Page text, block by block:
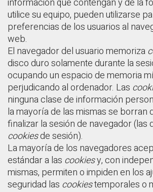
información que contengan y de la
utilice su equipo, pueden utilizarse
preferencias de los usuarios al
web.
El navegador del usuario memoriza
disco duro solamente durante la
ocupando un espacio de memoria
perjudicando al ordenador. Las
ninguna clase de información
la mayoría de las mismas se borran
finalizar la sesión de navegador (las
cookiesde sesión).
La mayoría de los navegadores
estándar a las cookiesy, con
mismas, permiten o impiden en los
seguridad las cookiestemporales o